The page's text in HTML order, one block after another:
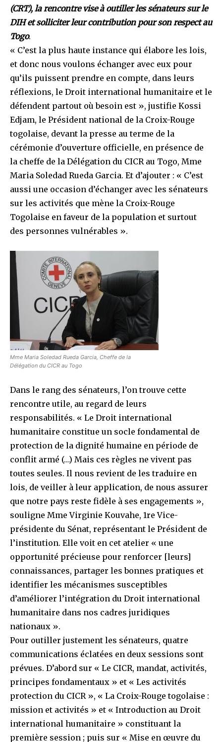
(CRT), la rencontre vise à outiller les sénateurs sur le
DIH et solliciter leur contribution pour son respect au
Togo.
« C’est la plus haute instance qui élabore les lois,
et donc nous voulons échanger avec eux pour
qu’ils puissent prendre en compte, dans leurs
réflexions, le Droit international humanitaire et le
défendent partout où besoin est », justifie Kossi
Edjam, le Président national de la Croix-Rouge
togolaise, devant la presse au terme de la
cérémonie d’ouverture officielle, en présence de
la cheffe de la Délégation du CICR au Togo, Mme
Maria Soledad Rueda Garcia. Et d’ajouter : « C’est
aussi une occasion d’échanger avec les sénateurs
sur les activités que mène la Croix-Rouge
Togolaise en faveur de la population et surtout
des personnes vulnérables ».
Mme Maria Soledad Rueda Garcia, Cheffe de la
Délégation du CICR au Togo
Dans le rang des sénateurs, l’on trouve cette
rencontre utile, au regard de leurs
responsabilités. « Le Droit international
humanitaire constitue un socle fondamental de
protection de la dignité humaine en période de
conflit armé (…) Mais ces règles ne vivent pas
toutes seules. Il nous revient de les traduire en
lois, de veiller à leur application, de nous assurer
que notre pays reste fidèle à ses engagements »,
souligne Mme Virginie Kouvahe, 1re Vice-
présidente du Sénat, représentant le Président de
l’institution. Elle voit en cet atelier « une
opportunité précieuse pour renforcer [leurs]
connaissances, partager les bonnes pratiques et
identifier les mécanismes susceptibles
d’améliorer l’intégration du Droit international
humanitaire dans nos cadres juridiques
nationaux ».
Pour outiller justement les sénateurs, quatre
communications éclatées en deux sessions sont
prévues. D’abord sur « Le CICR, mandat, activités,
principes fondamentaux » et « Les activités
protection du CICR », « La Croix-Rouge togolaise :
mission et activités » et « Introduction au Droit
international humanitaire » constituant la
première session ; puis sur « Mise en œuvre du